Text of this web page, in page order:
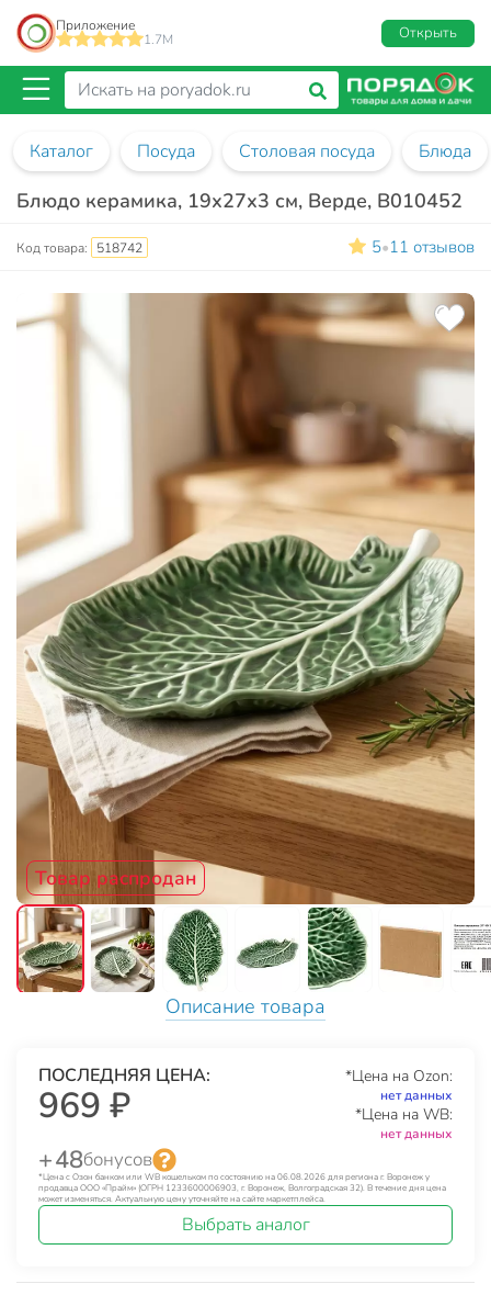
Приложение
1.7M
Открыть
Каталог Посуда Столовая посуда Блюда
Блюдо керамика, 19х27х3 см, Верде, B010452
Код товара: 518742 5•11 отзывов
Товар распродан
Описание товара
ПОСЛЕДНЯЯ ЦЕНА:
969 ₽
*Цена на Ozon:
нет данных
*Цена на WB:
нет данных
+ 48бонусов
*Цена с Озон банком или WB кошельком по состоянию на 06.08.2026 для региона г. Воронеж у
продавца ООО «Прайм» (ОГРН 1233600006903, г. Воронеж, Волгоградская 32). В течение дня цена
может изменяться. Актуальную цену уточняйте на сайте маркетплейса.
Выбрать аналог